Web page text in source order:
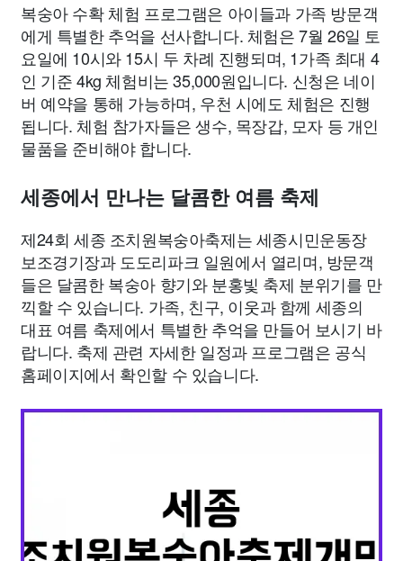
복숭아 수확 체험 프로그램은 아이들과 가족 방문객
에게 특별한 추억을 선사합니다. 체험은 7월 26일 토
요일에 10시와 15시 두 차례 진행되며, 1가족 최대 4
인 기준 4kg 체험비는 35,000원입니다. 신청은 네이
버 예약을 통해 가능하며, 우천 시에도 체험은 진행
됩니다. 체험 참가자들은 생수, 목장갑, 모자 등 개인
물품을 준비해야 합니다.
세종에서 만나는 달콤한 여름 축제
제24회 세종 조치원복숭아축제는 세종시민운동장
보조경기장과 도도리파크 일원에서 열리며, 방문객
들은 달콤한 복숭아 향기와 분홍빛 축제 분위기를 만
끽할 수 있습니다. 가족, 친구, 이웃과 함께 세종의
대표 여름 축제에서 특별한 추억을 만들어 보시기 바
랍니다. 축제 관련 자세한 일정과 프로그램은 공식
홈페이지에서 확인할 수 있습니다.